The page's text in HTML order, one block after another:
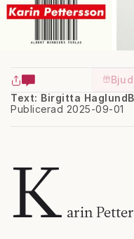
Text: Birgitta Haglund
Publicerad 2025-09-01
K arin